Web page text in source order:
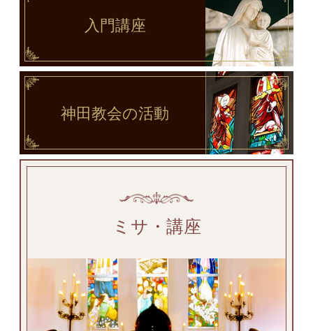
入門講座
神田教会の活動
ミサ・講座